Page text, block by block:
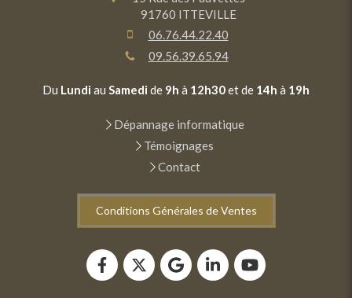
91760 ITTEVILLE
06.76.44.22.40
09.56.39.65.94
Du Lundi au Samedi de 9h à 12h30et de 14h à 19h
Dépannage informatique
Témoignages
Contact
Conditions Générales de Ventes